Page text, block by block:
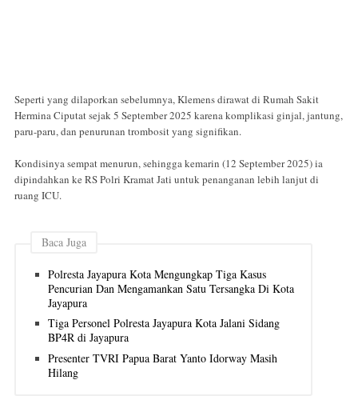
Seperti yang dilaporkan sebelumnya, Klemens dirawat di Rumah Sakit
Hermina Ciputat sejak 5 September 2025 karena komplikasi ginjal, jantung,
paru-paru, dan penurunan trombosit yang signifikan.
Kondisinya sempat menurun, sehingga kemarin (12 September 2025) ia
dipindahkan ke RS Polri Kramat Jati untuk penanganan lebih lanjut di
ruang ICU.
Baca Juga
Polresta Jayapura Kota Mengungkap Tiga Kasus
Pencurian Dan Mengamankan Satu Tersangka Di Kota
Jayapura
Tiga Personel Polresta Jayapura Kota Jalani Sidang
BP4R di Jayapura
Presenter TVRI Papua Barat Yanto Idorway Masih
Hilang